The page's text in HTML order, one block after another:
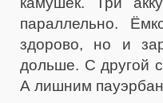
параллельно.
здорово, но и
дольше. С другой
А лишним